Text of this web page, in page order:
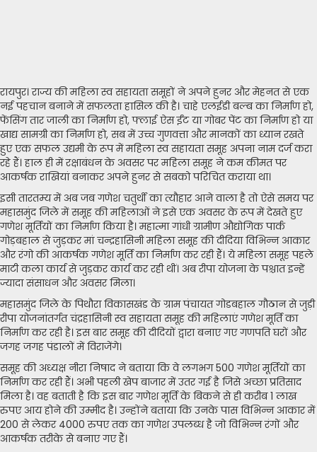
रायपुर। राज्य की महिला स्व सहायता समूहों ने अपने हुनर और मेहनत से एक
नई पहचान बनाने में सफलता हासिल की है। चाहे एलईडी बल्ब का निर्माण हो,
फेंसिंग तार जाली का निर्माण हो, फ्लाई ऐस ईंट या गोबर पेंट का निर्माण हो या
खाद्य सामग्री का निर्माण हो, सब में उच्च गुणवत्ता और मानकों का ध्यान रखते
हुए एक सफल उद्यमी के रूप में महिला स्व सहायता समूह अपना नाम दर्ज करा
रहे हैं। हाल ही में रक्षाबंधन के अवसर पर महिला समूह ने कम कीमत पर
आकर्षक राखियां बनाकर अपने हुनर से सबको परिचित कराया था।
इसी तारतम्य में अब जब गणेश चतुर्थी का त्यौहार आने वाला है तो ऐसे समय पर
महासमुंद जिले में समूह की महिलाओं ने इसे एक अवसर के रूप में देखते हुए
गणेश मूर्तियों का निर्माण किया है। महात्मा गांधी ग्रामीण औद्योगिक पार्क
गोड़बहाल से जुड़कर मां चन्द्रहासिनी महिला समूह की दीदिया विभिन्न आकार
और रंगो की आकर्षक गणेश मूर्ति का निर्माण कर रही हैं। ये महिला समूह पहले
माटी कला कार्य से जुड़कर कार्य कर रही थीं। अब रीपा योजना के पश्चात इन्हें
ज्यादा संसाधन और अवसर मिला।
महासमुंद जिले के पिथौरा विकासखंड के ग्राम पंचायत गोडबहाल गौठान से जुड़ी
रीपा योजनांतर्गत चंद्रहासिनी स्व सहायता समूह की महिलाएं गणेश मूर्ति का
निर्माण कर रही है। इस बार समूह की दीदियों द्वारा बनाए गए गणपति घरों और
जगह जगह पंडालों में विराजेंगे।
समूह की अध्यक्ष नीरा निषाद ने बताया कि वे लगभग 500 गणेश मूर्तियों का
निर्माण कर रही हैं। अभी पहली खेप बाजार में उतर गई है जिसे अच्छा प्रतिसाद
मिला है। वह बताती है कि इस बार गणेश मूर्ति के बिकने से ही करीब 1 लाख
रुपए आय होने की उम्मीद है। उन्होंने बताया कि उनके पास विभिन्न आकार में
200 से लेकर 4000 रुपए तक का गणेश उपलब्ध है जो विभिन्न रंगों और
आकर्षक तरीके से बनाए गए हैं।